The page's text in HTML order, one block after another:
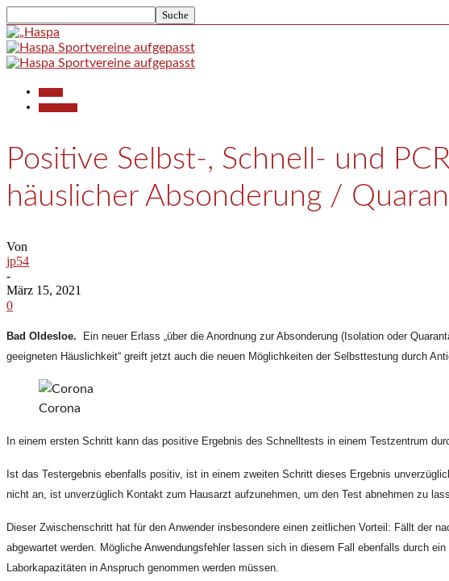
Positive Selbst-, Schnell- und
häuslicher Absonderung /
Von
jp54
-
März 15, 2021
0
Bad Oldesloe. Ein neuer Erlass „über die Anordnung zur Absonderung (Isolation oder
geeigneten Häuslichkeit“ greift jetzt auch die neuen Möglichkeiten der Selbsttestung durch
Corona
In einem ersten Schritt kann das positive Ergebnis des Schnelltests in einem Testzentrum
Ist das Testergebnis ebenfalls positiv, ist in einem zweiten Schritt dieses Ergebnis
nicht an, ist unverzüglich Kontakt zum Hausarzt aufzunehmen, um den Test abnehmen zu
Dieser Zwischenschritt hat für den Anwender insbesondere einen zeitlichen Vorteil: Fällt der
abgewartet werden. Mögliche Anwendungsfehler lassen sich in diesem Fall ebenfalls durch
Laborkapazitäten in Anspruch genommen werden müssen.